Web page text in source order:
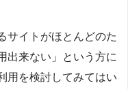
サイトがほとんどのた
出来ない」という方に
用を検討してみてはい